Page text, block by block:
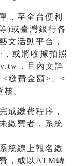
至全台便利
)或臺灣銀行各
文活動平台，
，或將收據拍照
，且內文詳
繳費金額>、<
。
成繳費程序，
繳費者，系統
統線上報名繳
，或以ATM轉